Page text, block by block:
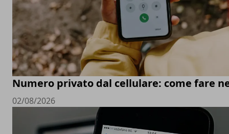
Numero privato dal cellulare: come fare
02/08/2026